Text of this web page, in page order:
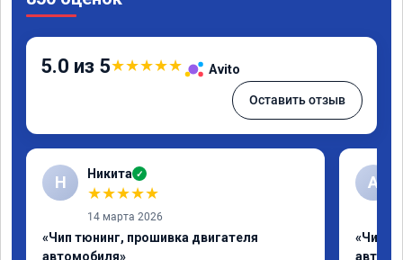
5.0 из 5★★★★★ Avito
Оставить отзыв
Н Никита ✓
★★★★★
14 марта 2026
«Чип тюнинг, прошивка двигателя
автомобиля»
А
«Чип